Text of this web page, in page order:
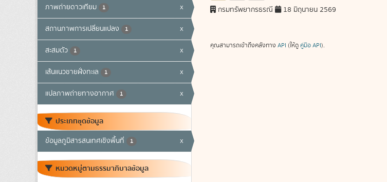
ภาพถ่ายดาวเทียม 1 x
สถานภาพการเปลี่ยนแปลง 1 x
สะสมตัว 1 x
เส้นแนวชายฝั่งทะเล 1 x
แปลภาพถ่ายทางอากาศ 1 x
ประเภทชุดข้อมูล
ข้อมูลภูมิสารสนเทศเชิงพื้นที่ 1 x
หมวดหมู่ตามธรรมาภิบาลข้อมูล
กรมทรัพยากรธรณี 18 มิถุนายน 2569
คุณสามารถเข้าถึงคลังทาง API (ให้ดู คู่มือ API).